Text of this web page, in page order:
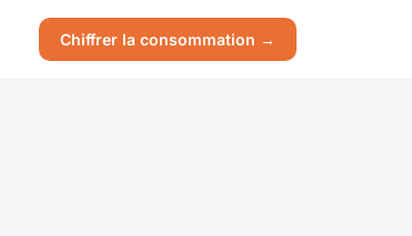
Chiffrer la consommation →